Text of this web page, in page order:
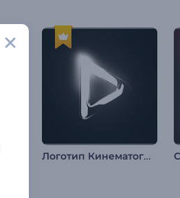
Логотип Кинематографическое сияние